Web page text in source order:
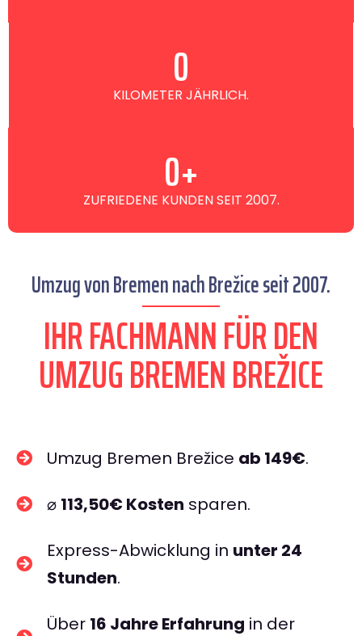
KILOMETER JÄHRLICH.
0
ZUFRIEDENE KUNDEN SEIT 2007.
0+
Umzug von Bremen nach Brežice seit 2007.
IHR FACHMANN FÜR DEN
UMZUG BREMEN BREŽICE
Umzug Bremen Brežice ab 149€.
⌀ 113,50€ Kosten sparen.
Express-Abwicklung in unter 24
Stunden.
Über 16 Jahre Erfahrung in der